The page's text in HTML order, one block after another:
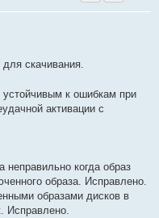
для скачивания.
к ошибкам при
активации с
когда образ
образа. Исправлено.
образами дисков в
Исправлено.